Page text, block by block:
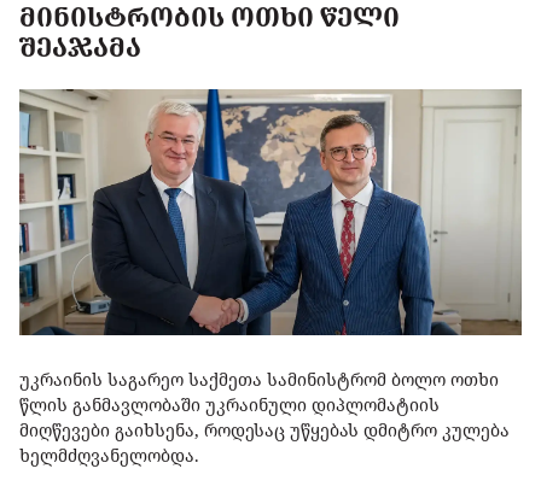
ᲛᲘᲜᲘᲡᲢᲠᲝᲑᲘᲡ ᲝᲗᲮᲘ ᲬᲔᲚᲘ
ᲨᲔᲐᲯᲐᲛᲐ
უკრაინის საგარეო საქმეთა სამინისტრომ ბოლო ოთხი
წლის განმავლობაში უკრაინული დიპლომატიის
მიღწევები გაიხსენა, როდესაც უწყებას დმიტრო კულება
ხელმძღვანელობდა.